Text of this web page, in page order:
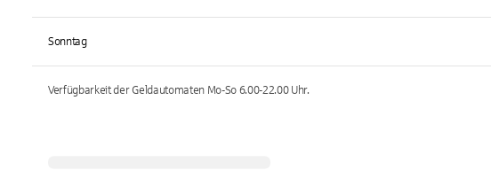
Sonntag
Verfügbarkeit der Geldautomaten Mo-So 6.00-22.00Uhr.